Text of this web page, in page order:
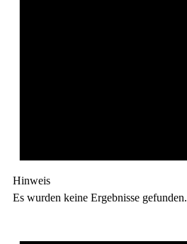
Hinweis
Es wurden keine Ergebnisse gefunden.